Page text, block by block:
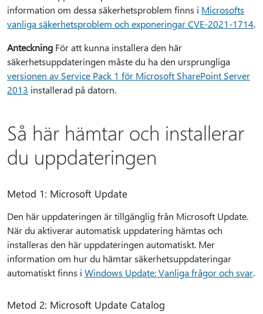
information om dessa säkerhetsproblem finns i Microsofts
vanliga säkerhetsproblem och exponeringar CVE-2021-1714.
Anteckning För att kunna installera den här
säkerhetsuppdateringen måste du ha den ursprungliga
versionen av Service Pack 1 för Microsoft SharePoint Server
2013 installerad på datorn.
Så här hämtar och installerar
du uppdateringen
Metod 1: Microsoft Update
Den här uppdateringen är tillgänglig från Microsoft Update.
När du aktiverar automatisk uppdatering hämtas och
installeras den här uppdateringen automatiskt. Mer
information om hur du hämtar säkerhetsuppdateringar
automatiskt finns i Windows Update: Vanliga frågor och svar.
Metod 2: Microsoft Update Catalog